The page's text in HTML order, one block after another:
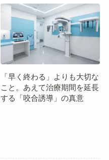
「早く終わる」よりも大切な
こと。あえて治療期間を延長
する「咬合誘導」の真意